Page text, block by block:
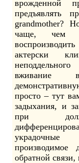
врожденной
предъявлять
grandmother?
чаще, чем
актерски
вживание
просто – тут
задыхания, и
при
производимое
обратной связи,